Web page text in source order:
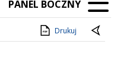
PANEL BOCZNY
Drukuj